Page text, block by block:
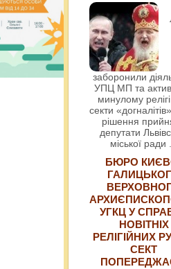
заборонили
УПЦ МП та
минулому
секти
рішення
депутати
міської ради
БЮРО
УГКЦ У
НОВІТНІХ
РЕЛІГІЙНИХ
СЕКТ